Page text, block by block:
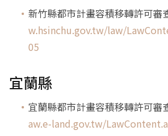
新竹縣都市計畫容積移轉許可審
w.hsinchu.gov.tw/law/
05
宜蘭縣
宜蘭縣都市計畫容積移轉許可審
aw.e-land.gov.tw/